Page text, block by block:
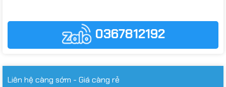
0367812192
Liên hệ càng sớm - Giá càng rẻ